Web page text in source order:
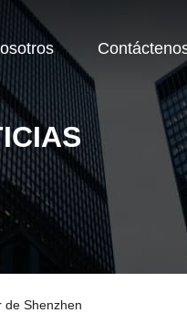
de Shenzhen